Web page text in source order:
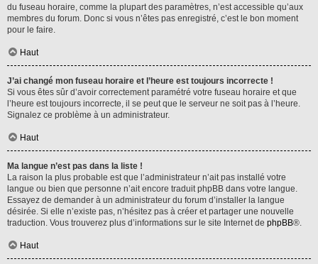
du fuseau horaire, comme la plupart des paramètres, n’est accessible qu’aux
membres du forum. Donc si vous n’êtes pas enregistré, c’est le bon moment
pour le faire.
Haut
J’ai changé mon fuseau horaire et l’heure est toujours incorrecte !
Si vous êtes sûr d’avoir correctement paramétré votre fuseau horaire et que
l’heure est toujours incorrecte, il se peut que le serveur ne soit pas à l’heure.
Signalez ce problème à un administrateur.
Haut
Ma langue n’est pas dans la liste !
La raison la plus probable est que l’administrateur n’ait pas installé votre
langue ou bien que personne n’ait encore traduit phpBB dans votre langue.
Essayez de demander à un administrateur du forum d’installer la langue
désirée. Si elle n’existe pas, n’hésitez pas à créer et partager une nouvelle
traduction. Vous trouverez plus d’informations sur le site Internet de phpBB®.
Haut